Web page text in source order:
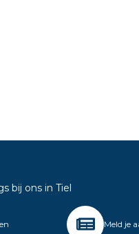
bij ons in Tiel
Meld je